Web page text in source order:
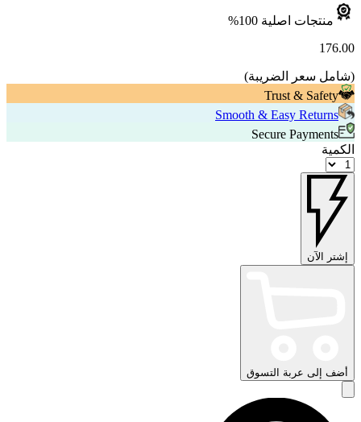
منتجات اصلية 100%
176.00
(شامل سعر الضريبة)
Trust & Safety
Smooth & Easy Returns
Secure Payments
الكمية
إشتر الآن
أضف إلى عربة التسوق